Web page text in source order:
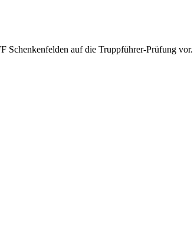
Schenkenfelden auf die Truppführer-Prüfung vor.